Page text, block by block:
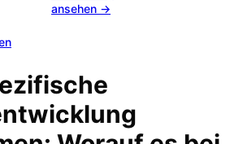
ansehen →